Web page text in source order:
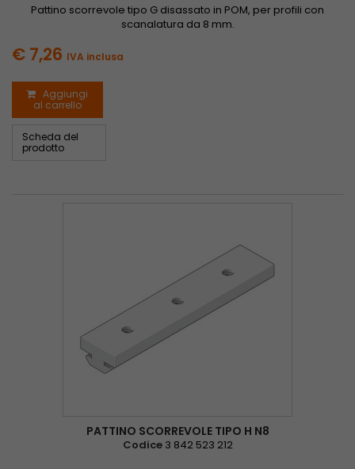
Pattino scorrevole tipo G disassato in POM, per profili con
scanalatura da 8 mm.
€ 7,26 IVA inclusa
Aggiungi
al carrello
Scheda del
prodotto
PATTINO SCORREVOLE TIPO H N8
Codice 3 842 523 212